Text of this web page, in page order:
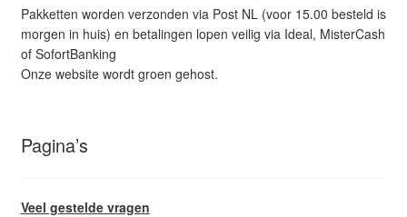
Pakketten worden verzonden via Post NL (voor 15.00 besteld is
morgen in huis) en betalingen lopen veilig via Ideal, MisterCash
of SofortBanking
Onze website wordt groen gehost.
Pagina’s
Veel gestelde vragen